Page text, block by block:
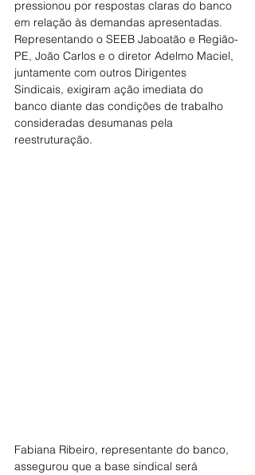
pressionou por respostas claras do banco
em relação às demandas apresentadas.
Representando o SEEB Jaboatão e Região-
PE, João Carlos e o diretor Adelmo Maciel,
juntamente com outros Dirigentes
Sindicais, exigiram ação imediata do
banco diante das condições de trabalho
consideradas desumanas pela
reestruturação.
Fabiana Ribeiro, representante do banco,
assegurou que a base sindical será